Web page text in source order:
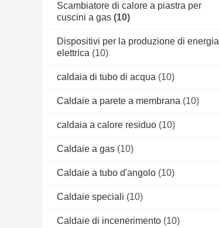
Scambiatore di calore a piastra per
cuscini a gas (10)
Dispositivi per la produzione di energia
elettrica (10)
caldaia di tubo di acqua (10)
Caldaie a parete a membrana (10)
caldaia a calore residuo (10)
Caldaie a gas (10)
Caldaie a tubo d'angolo (10)
Caldaie speciali (10)
Caldaie di incenerimento (10)